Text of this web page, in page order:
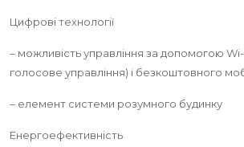
Цифрові технології
– можливість управління за допомогою
голосове управління) і безкоштовного
– елемент системи розумного будинку
Енергоефективність